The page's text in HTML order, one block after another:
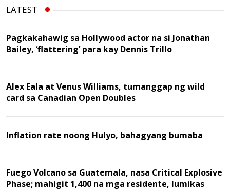
LATEST
Pagkakahawig sa Hollywood actor na si Jonathan
Bailey, ‘flattering’ para kay Dennis Trillo
Alex Eala at Venus Williams, tumanggap ng wild
card sa Canadian Open Doubles
Inflation rate noong Hulyo, bahagyang bumaba
Fuego Volcano sa Guatemala, nasa Critical Explosive
Phase; mahigit 1,400 na mga residente, lumikas